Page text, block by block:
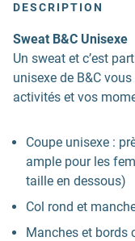
DESCRIPTION
Sweat B&C Unisexe
Un sweat et c’est
unisexe de B&C
activités et vos
Coupe unisexe :
ample pour les
taille en dessous)
Col rond et
Manches et bords